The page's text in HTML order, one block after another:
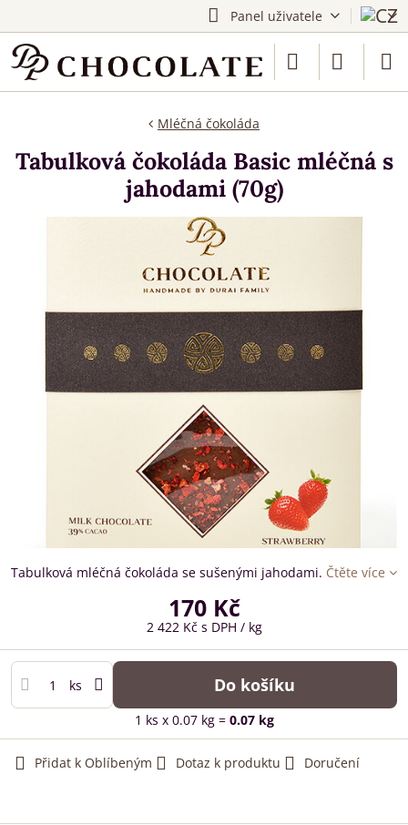
Panel uživatele
Mléčná čokoláda
Tabulková čokoláda Basic mléčná s
jahodami (70g)
Tabulková mléčná čokoláda se sušenými jahodami. Čtěte více
170 Kč
2 422 Kč s DPH / kg
ks Do košíku
1 ks x 0.07 kg = 0.07kg
Přidat k Oblíbeným Dotaz k produktu Doručení